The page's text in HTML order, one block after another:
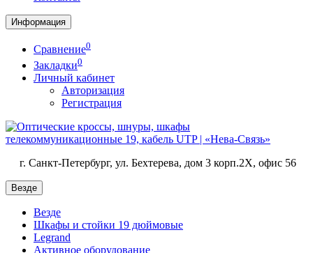
Информация
Сравнение0
Закладки0
Личный кабинет
Авторизация
Регистрация
г. Санкт-Петербург, ул. Бехтерева, дом 3 корп.2X, офис 56
Везде
Везде
Шкафы и стойки 19 дюймовые
Legrand
Активное оборудование